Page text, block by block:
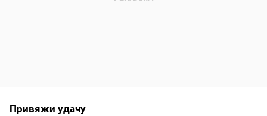
Привяжи удачу